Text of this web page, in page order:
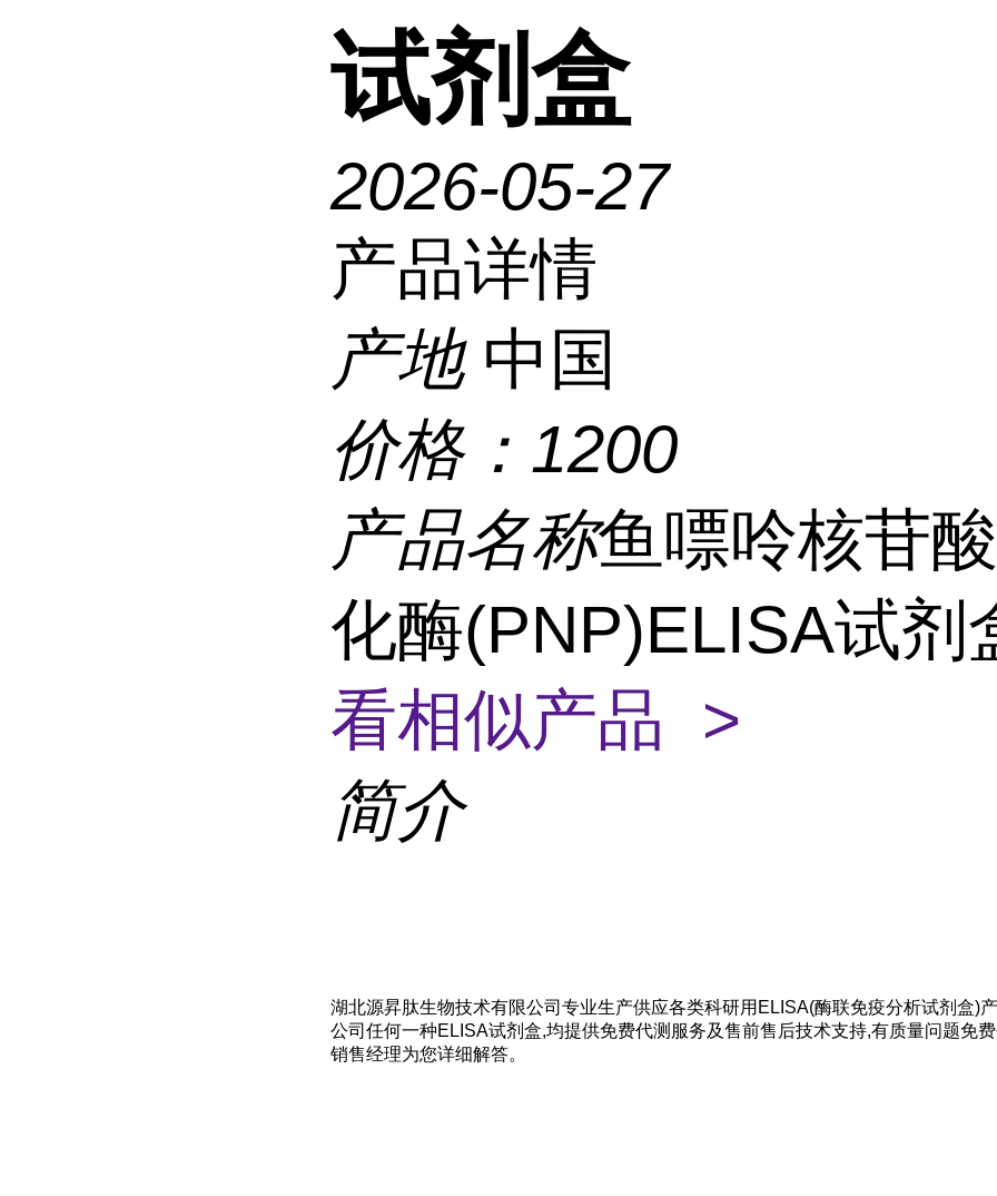
试剂盒
2026-05-27
产品详情
产地 中国
价格： 1200
产品名称鱼嘌呤核苷
化酶(PNP)ELISA试
看相似产品 >
简介
湖北源昇肽生物技术有限公司专业生产供应各类科研用ELISA(酶联免疫分析试剂盒)
公司任何一种ELISA试剂盒,均提供免费代测服务及售前售后技术支持,有质量问题免
销售经理为您详细解答。